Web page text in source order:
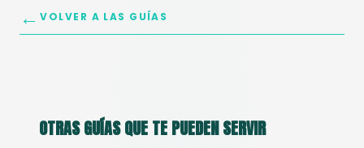
←VOLVER A LAS GUÍAS
OTRAS GUÍAS QUE TE PUEDEN SERVIR